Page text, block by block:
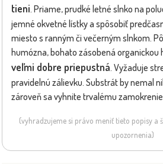
tieni. Priame, prudké letné slnko na
jemné okvetné lístky a spôsobiť
miesto s ranným či večerným slnkom.
humózna, bohato zásobená
veľmi dobre priepustná. Vyžaduje
pravidelnú zálievku. Substrát by nemal
zároveň sa vyhnite trvalému
(vyhradzujeme si právo meniť tieto popisy a
upozornenia)